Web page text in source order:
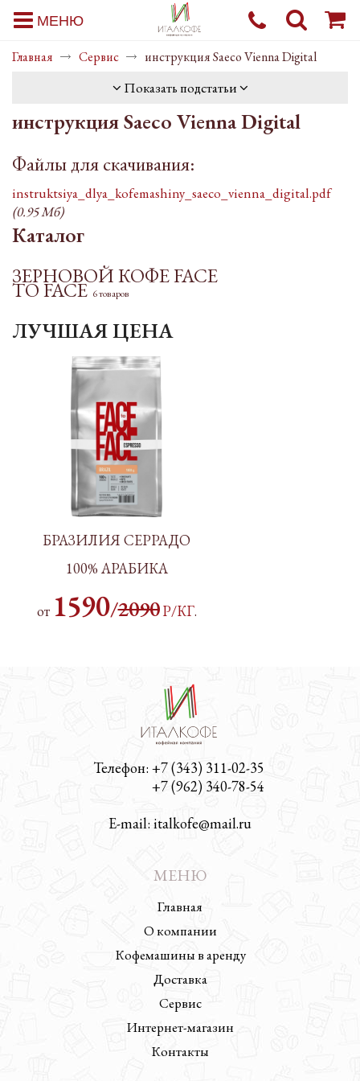
МЕНЮ
Главная Сервис инструкция Saeco Vienna Digital
Показать подстатьи
инструкция Saeco Vienna Digital
Файлы для скачивания:
instruktsiya_dlya_kofemashiny_saeco_vienna_digital.pdf
(0.95 Мб)
Каталог
ЗЕРНОВОЙ КОФЕ FACE
TO FACE 6 товаров
ЛУЧШАЯ ЦЕНА
БРАЗИЛИЯ СЕРРАДО
100% АРАБИКА
от 1590/2090Р/КГ.
Телефон: +7 (343) 311-02-35
+7 (962) 340-78-54
E-mail: italkofe@mail.ru
МЕНЮ
Главная
О компании
Кофемашины в аренду
Доставка
Сервис
Интернет-магазин
Контакты